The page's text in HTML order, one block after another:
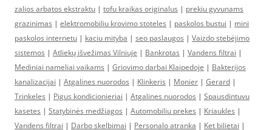
zalios arbatos ekstraktu | tofu kraikas originalus | prekiu gyvunams
grazinimas | elektromobiliu krovimo stoteles | paskolos bustui | mini
paskolos internetu | kaciu mityba | seo paslaugos | Vaizdo stebėjimo
sistemos | Atliekų išvežimas Vilniuje | Bankrotas | Vandens filtrai |
Mediniai nameliai vaikams | Griovimo darbai Klaipedoje | Bakterijos
kanalizacijai | Atgalines nuorodos | Klinkeris | Monier | Gerard |
Trinkeles | Pigus kondicionieriai | Atgalines nuorodos | Spausdintuvu
kasetes | Statybinės medžiagos | Automobiliu prekes | Kriaukles |
Vandens filtrai | Darbo skelbimai | Personalo atranka | Ket bilietai |